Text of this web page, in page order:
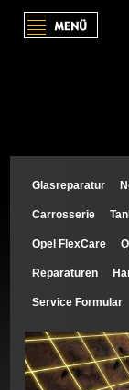
Konfigurator
News
Aktuelle
Opel
Opel erleben
Kundendienst
Notfalldienst
Glasreparatur
Carrosserie
Opel FlexCare
Reparaturen
Service Formular